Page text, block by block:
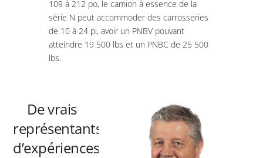
109 à 212 po, le camion à essence de la
série N peut accommoder des carrosseries
de 10 à 24 pi, avoir un PNBV pouvant
atteindre 19 500 lbs et un PNBC de 25 500
lbs.
De vrais
représentants
d’expériences